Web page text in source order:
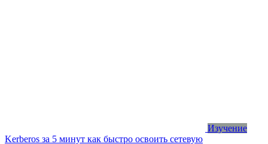
Изучение
Kerberos за 5 минут как быстро освоить сетевую